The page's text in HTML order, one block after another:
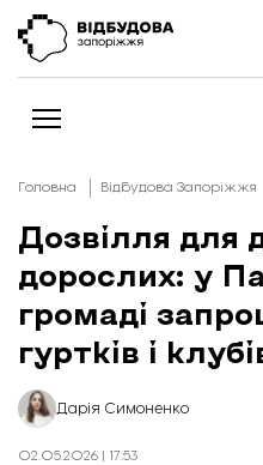
Новини
Відбудова Запоріжжя
Ексклюзив
Бізнес
Шлях додому
Колонки
Про нас
Редакційна політика
Головна Відбудова Запоріжжя
Дозвілля для
дорослих: у
громаді
гуртків і
Дарія Симоненко
02.05.2026 | 17:53